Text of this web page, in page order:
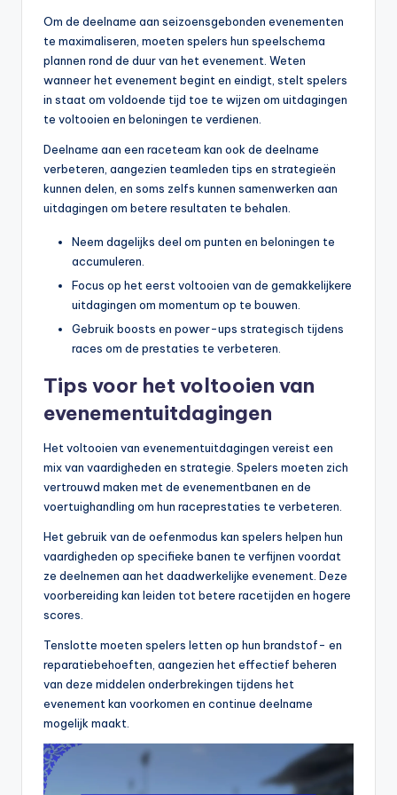
Om de deelname aan seizoensgebonden evenementen
te maximaliseren, moeten spelers hun speelschema
plannen rond de duur van het evenement. Weten
wanneer het evenement begint en eindigt, stelt spelers
in staat om voldoende tijd toe te wijzen om uitdagingen
te voltooien en beloningen te verdienen.
Deelname aan een raceteam kan ook de deelname
verbeteren, aangezien teamleden tips en strategieën
kunnen delen, en soms zelfs kunnen samenwerken aan
uitdagingen om betere resultaten te behalen.
Neem dagelijks deel om punten en beloningen te
accumuleren.
Focus op het eerst voltooien van de gemakkelijkere
uitdagingen om momentum op te bouwen.
Gebruik boosts en power-ups strategisch tijdens
races om de prestaties te verbeteren.
Tips voor het voltooien van
evenementuitdagingen
Het voltooien van evenementuitdagingen vereist een
mix van vaardigheden en strategie. Spelers moeten zich
vertrouwd maken met de evenementbanen en de
voertuighandling om hun raceprestaties te verbeteren.
Het gebruik van de oefenmodus kan spelers helpen hun
vaardigheden op specifieke banen te verfijnen voordat
ze deelnemen aan het daadwerkelijke evenement. Deze
voorbereiding kan leiden tot betere racetijden en hogere
scores.
Tenslotte moeten spelers letten op hun brandstof- en
reparatiebehoeften, aangezien het effectief beheren
van deze middelen onderbrekingen tijdens het
evenement kan voorkomen en continue deelname
mogelijk maakt.